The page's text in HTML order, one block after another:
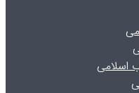
اسلامی